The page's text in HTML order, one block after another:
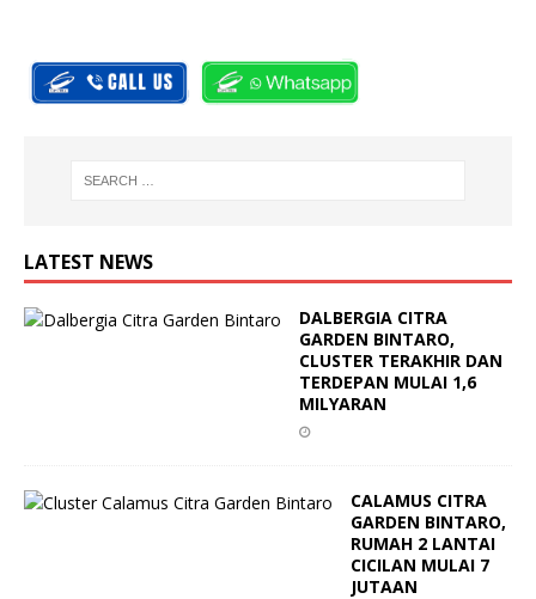
LATEST NEWS
DALBERGIA CITRA
GARDEN BINTARO,
CLUSTER TERAKHIR DAN
TERDEPAN MULAI 1,6
MILYARAN
CALAMUS CITRA
GARDEN BINTARO,
RUMAH 2 LANTAI
CICILAN MULAI 7
JUTAAN